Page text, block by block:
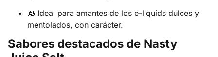
🧊 Ideal para amantes de los e-liquids dulces y
mentolados, con carácter.
Sabores destacados de Nasty